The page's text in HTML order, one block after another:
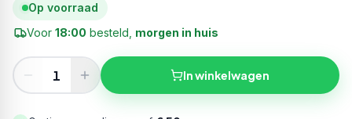
Op voorraad
Voor 18:00 besteld, morgen in huis
In winkelwagen